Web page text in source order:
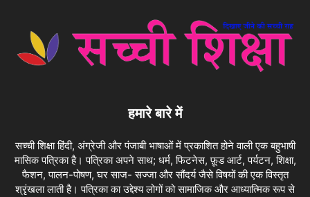
हमारे बारे में
सच्ची शिक्षा हिंदी, अंग्रेजी और पंजाबी भाषाओं में प्रकाशित होने वाली एक बहुभाषी
मासिक पत्रिका है। पत्रिका अपने साथ; धर्म, फिटनेस, फ़ूड आर्ट, पर्यटन, शिक्षा,
फैशन, पालन-पोषण, घर साज- सज्जा और सौंदर्य जैसे विषयों की एक विस्तृत
श्रृंखला लाती है। पत्रिका का उद्देश्य लोगों को सामाजिक और आध्यात्मिक रूप से